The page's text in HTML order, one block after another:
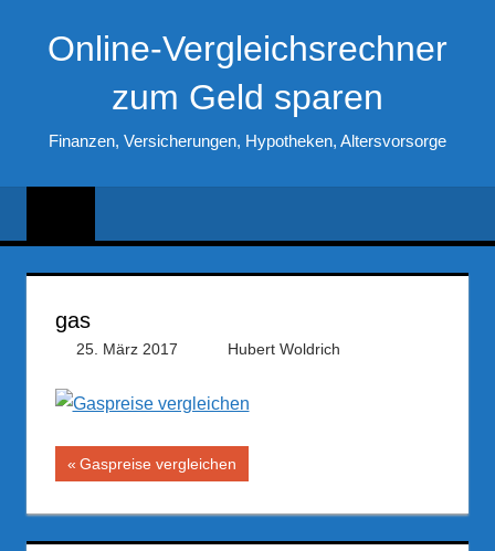
Online-Vergleichsrechner
zum Geld sparen
Finanzen, Versicherungen, Hypotheken, Altersvorsorge
gas
25. März 2017 Hubert Woldrich
Beitragsnavigation
Vorheriger
Gaspreise vergleichen